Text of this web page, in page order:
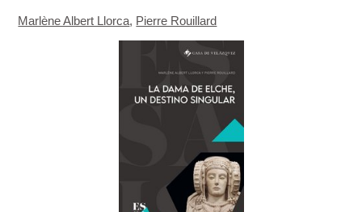
Marlène Albert Llorca, Pierre Rouillard